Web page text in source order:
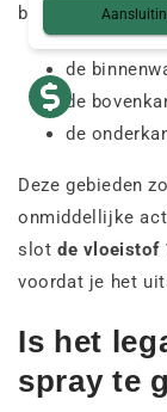
behandelen:
de
de
de
Deze gebieden
onmiddellijke
slot de vloeistof
voordat je het
Is het
spray te